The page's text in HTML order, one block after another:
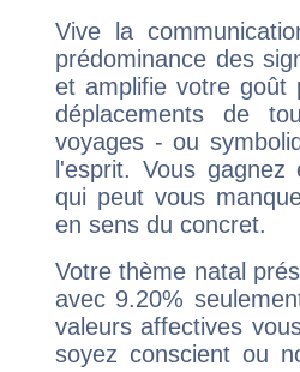
Vive la
prédominance des
et amplifie votre goût
déplacements de
voyages - ou
l'esprit. Vous
qui peut vous
en sens du concret.
Votre thème natal
avec 9.20%
valeurs affectives
soyez conscient ou